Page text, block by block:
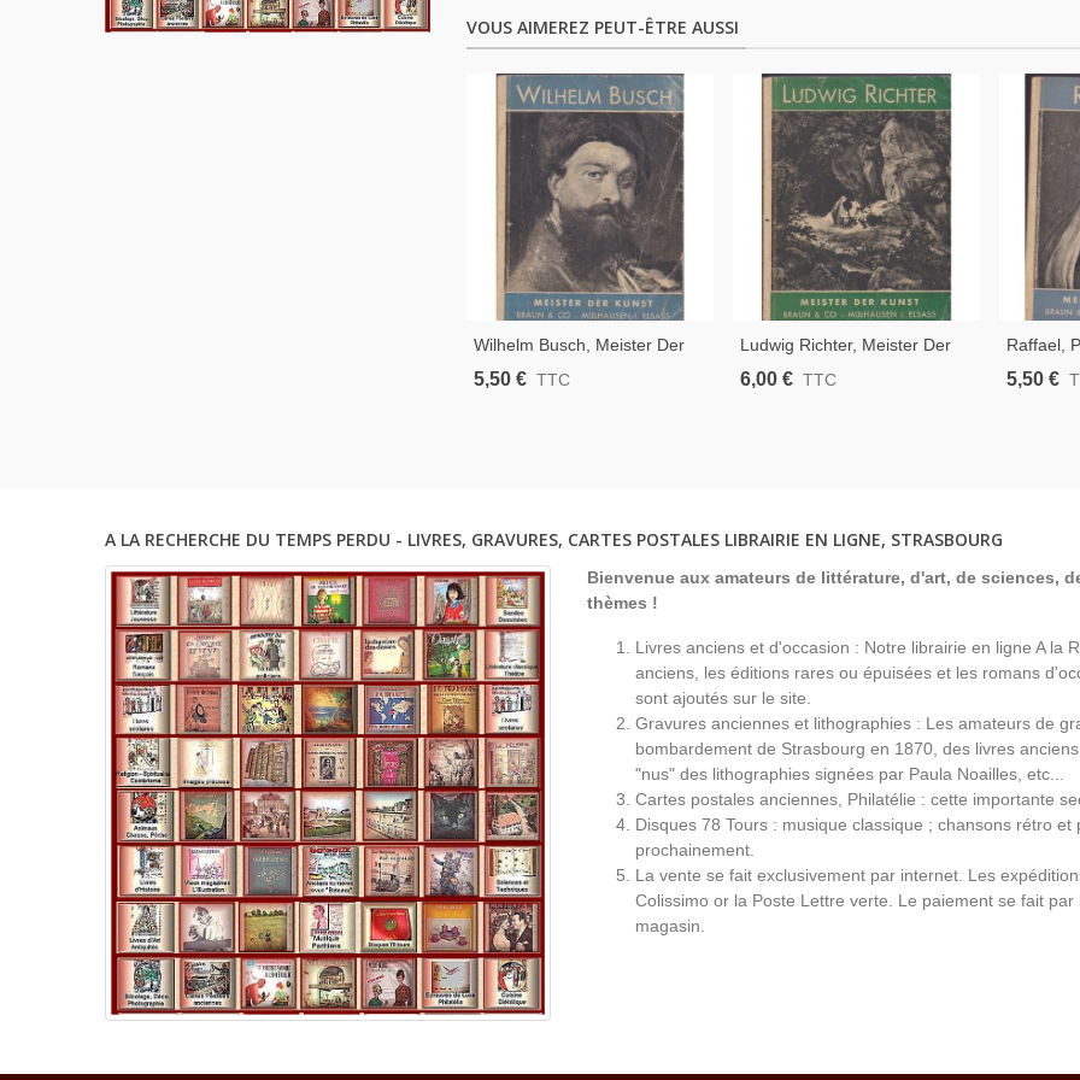
VOUS AIMEREZ PEUT-ÊTRE AUSSI
Wilhelm Busch, Meister Der
Kunst, Hans Balzer, Collection
5,50 € TTC
Ludwig Richter, Meister Der
Kunst, Hildergard Heyne,
6,00 € TTC
Raffael,
Meister
5,50 €
A LA RECHERCHE DU TEMPS PERDU - LIVRES, GRAVURES, CARTES POSTALES LIBRAIRIE EN LIGNE, STRASBOURG
Bienvenue aux amateurs de littérature, d'art, de sciences,
thèmes !
Livres anciens et d'occasion : Notre librairie en ligne A la
anciens, les éditions rares ou épuisées et les romans
sont ajoutés sur le site.
Gravures anciennes et lithographies : Les amateurs de
bombardement de Strasbourg en 1870, des livres
"nus" des lithographies signées par Paula Noailles, etc...
Cartes postales anciennes, Philatélie : cette importante
Disques 78 Tours : musique classique ; chansons rétro
prochainement.
La vente se fait exclusivement par internet. Les
Colissimo or la Poste Lettre verte. Le paiement se fait
magasin.